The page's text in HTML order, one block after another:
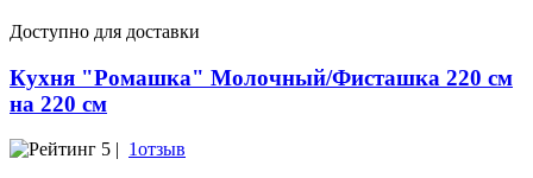
Доступно для доставки
Кухня "Ромашка" Молочный/Фисташка 220 см
на 220 см
5 | 1отзыв